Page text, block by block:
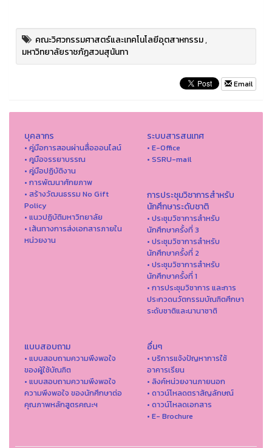
คณะวิศวกรรมศาสตร์และเทคโนโลยีอุตสาหกรรม,
มหาวิทยาลัยราชภัฏสวนสุนันทา
Email
บุคลากร
• คู่มือการสอนผ่านสื่อออนไลน์
• คูมือจรรยาบรรณ
• คู่มือปฏิบัติงาน
• การพัฒนาศักยภาพ
• สร้างวัฒนธรรม No Gift
Policy
• แนวปฏิบัติมหาวิทยาลัย
• เส้นทางการส่งเอกสารภายใน
หน่วยงาน
ระบบสารสนเทศ
• E-Office
• SSRU-mail
การประชุมวิชาการสำหรับ
นักศึกษาระดับชาติ
• ประชุมวิชาการสำหรับ
นักศึกษาครั้งที่ 3
• ประชุมวิชาการสำหรับ
นักศึกษาครั้งที่ 2
• ประชุมวิชาการสำหรับ
นักศึกษาครั้งที่ 1
• การประชุมวิชาการ และการ
ประกวดนวัตกรรมบัณฑิตศึกษา
ระดับชาติและนานาชาติ
แบบสอบถาม
• แบบสอบถามความพึงพอใจ
ของผู้ใช้บัณฑิต
• แบบสอบถามความพึงพอใจ
ความพึงพอใจ ของนักศึกษาต่อ
คุณภาพหลักสูตรคณะฯ
อื่นๆ
• บริการแจ้งปัญหาการใ่ช้
อาคารเรียน
• ลิงค์หน่วยงานภายนอก
• ดาวน์โหลดตราสัญลักษณ์
• ดาวน์โหลดเอกสาร
• E- Brochure